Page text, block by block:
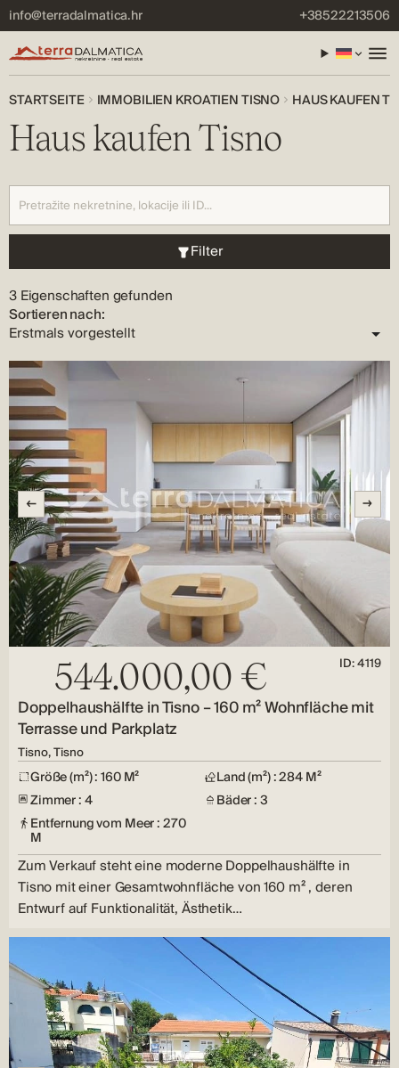
info@terradalmatica.hr +38522213506
STARTSEITE IMMOBILIEN KROATIEN TISNO HAUS KAUFEN
Haus kaufen Tisno
Filter
3 Eigenschaften gefunden
Sortieren nach:
544.000,00 € ID: 4119
Doppelhaushälfte in Tisno – 160 m² Wohnfläche mit
Terrasse und Parkplatz
Tisno, Tisno
Größe (m²) : 160 M²
Land (m²) : 284 M²
Zimmer : 4
Bäder : 3
Entfernung vom Meer : 270
M
Zum Verkauf steht eine moderne Doppelhaushälfte in
Tisno mit einer Gesamtwohnfläche von 160 m² , deren
Entwurf auf Funktionalität, Ästhetik…